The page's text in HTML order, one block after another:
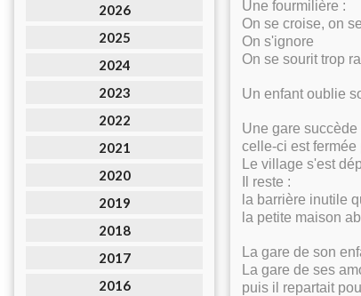
2026
2025
2024
2023
2022
2021
2020
2019
2018
2017
2016
Une fourmilière :
On se croise, on
On s'ignore
On se sourit trop
Un enfant oublie
Une gare
celle-ci est fermée
Le village s'est
Il reste :
la barrière inutile
la petite maison
La gare de son
La gare de ses
puis il repartait